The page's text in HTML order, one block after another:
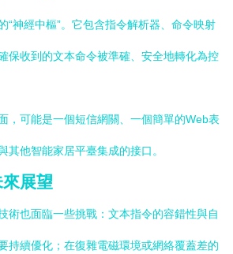
“神經中樞”。它包含指令解析器、命令映射
保收到的文本命令被準確、安全地轉化為控
，可能是一個短信網關、一個簡單的Web表
其他智能家居平臺集成的接口。
展望
術也面臨一些挑戰：文本指令的容錯性與自
持續優化；在復雜電磁環境或網絡覆蓋差的